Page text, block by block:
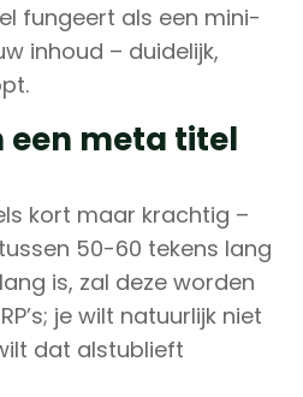
fungeert als een mini-
inhoud – duidelijk,
een meta titel
kort maar krachtig –
50-60 tekens lang
is, zal deze worden
je wilt natuurlijk niet
dat alstublieft